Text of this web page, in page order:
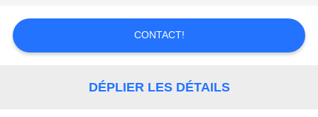
CONTACT
CONTACT!
DÉPLIER LES DÉTAILS